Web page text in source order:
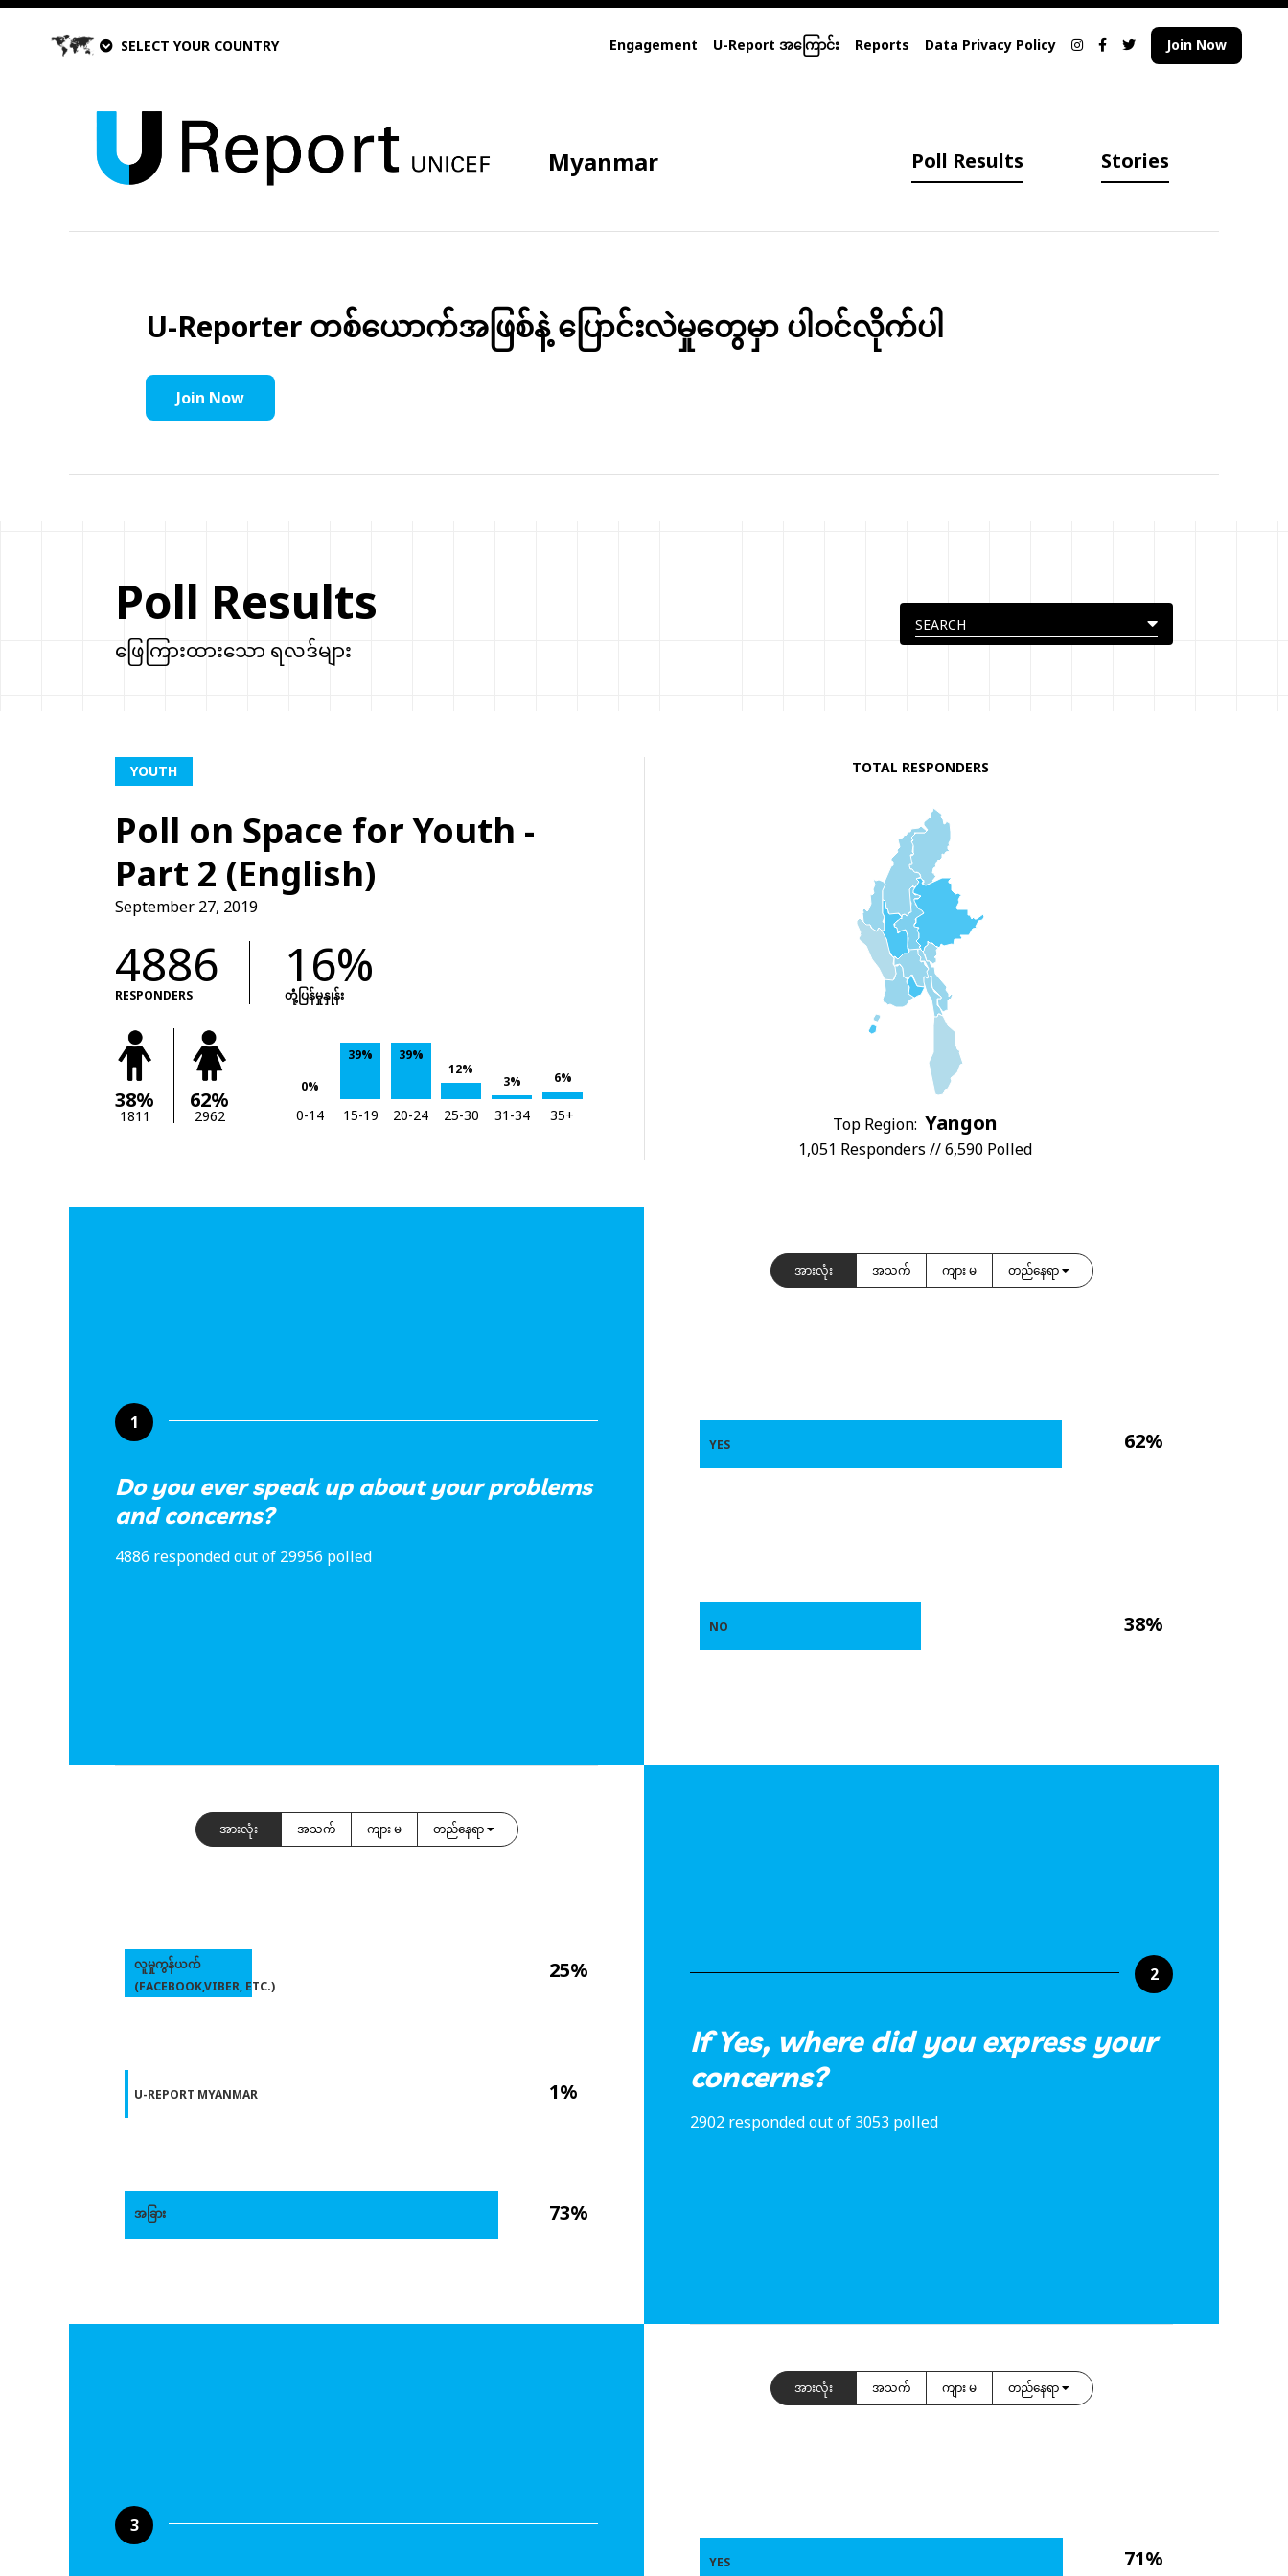
SELECT YOUR COUNTRY Engagement U-Report အကြောင်း Reports Data Privacy Policy Join Now
Myanmar Poll Results Stories
U-Reporter တစ်ယောက်အဖြစ်နဲ့ ပြောင်းလဲမှုတွေမှာ ပါဝင်လိုက်ပါ
Join Now
Poll Results
ဖြေကြားထားသော ရလဒ်များ
YOUTH
Poll on Space for Youth -
Part 2 (English)
September 27, 2019
4886
RESPONDERS
16%
တုံံ့ပြန်မှုနှုန်း
38%
1811
62%
2962
0%
39%
39%
12%
3% 6%
0-14 15-19 20-24 25-30 31-34 35+
TOTAL RESPONDERS
Top Region: Yangon
1,051 Responders // 6,590 Polled
1
Do you ever speak up about your problems
and concerns?
4886 responded out of 29956 polled
အားလုံး အသက် ကျား မ တည်နေရာ
62%
38%
YES
NO
2
If Yes, where did you express your
concerns?
2902 responded out of 3053 polled
အားလုံး အသက် ကျား မ တည်နေရာ
25%
1%
73%
လူမှုကွန်ယက်
(FACEBOOK,VIBER, ETC.)
U-REPORT MYANMAR
အခြား
3
အားလုံး အသက် ကျား မ တည်နေရာ
71%
YES